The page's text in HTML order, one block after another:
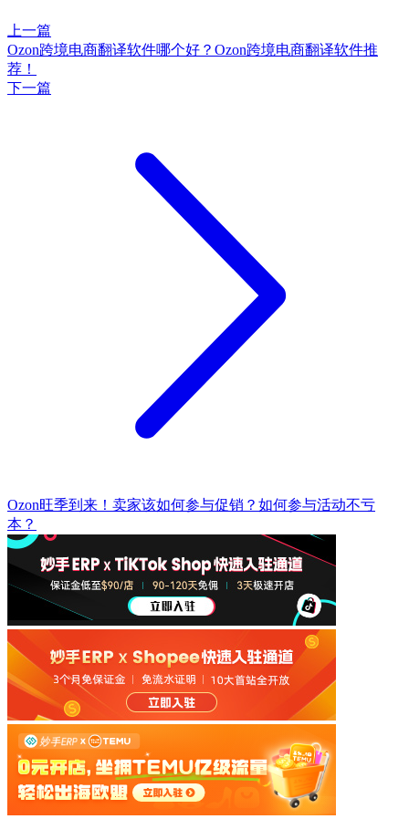
上一篇
Ozon跨境电商翻译软件哪个好？Ozon跨境电商翻译软件推
荐！
下一篇
Ozon旺季到来！卖家该如何参与促销？如何参与活动不亏
本？